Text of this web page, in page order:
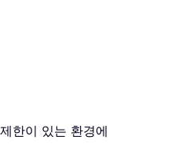
한이 있는 환경에